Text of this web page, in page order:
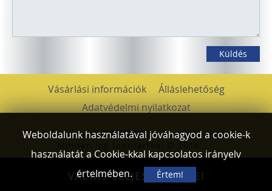
Weboldalunk használatával jóváhagyod a cookie-k
használatát a Cookie-kkal kapcsolatos irányelv
értelmében.
Értem!
Vásárlási információk
Álláslehetőség
Adatvédelmi nyilatkozat
A weboldalt aLIVESTUDIOcsapata készítette!
VÁLTÁS TELJES NÉZETRE!